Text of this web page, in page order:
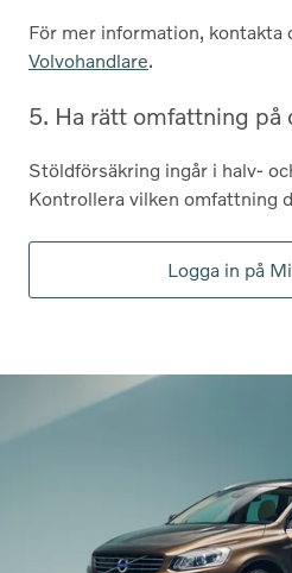
För mer information, kontakta
Volvohandlare.
5. Ha rätt omfattning på
Stöldförsäkring ingår i halv-
Kontrollera vilken omfattning
Logga in på